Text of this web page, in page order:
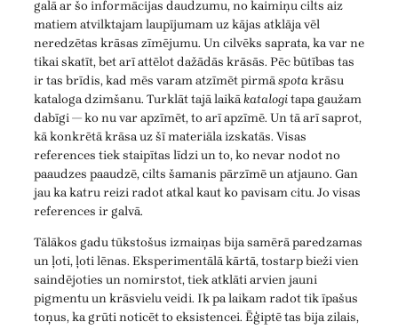
galā ar šo informācijas daudzumu, no kaimiņu cilts aiz
matiem atvilktajam laupījumam uz kājas atklāja vēl
neredzētas krāsas zīmējumu. Un cilvēks saprata, ka var ne
tikai skatīt, bet arī attēlot dažādās krāsās. Pēc būtības tas
ir tas brīdis, kad mēs varam atzīmēt pirmāspotakrāsu
kataloga dzimšanu. Turklāt tajā laikākatalogitapa gaužam
dabīgi — ko nu var apzīmēt, to arī apzīmē. Un tā arī saprot,
kā konkrētā krāsa uz šī materiāla izskatās. Visas
references tiek staipītas līdzi un to, ko nevar nodot no
paaudzes paaudzē, cilts šamanis pārzīmē un atjauno. Gan
jau ka katru reizi radot atkal kaut ko pavisam citu. Jo visas
references ir galvā.
Tālākos gadu tūkstošus izmaiņas bija samērā paredzamas
un ļoti, ļoti lēnas. Eksperimentālā kārtā, tostarp bieži vien
saindējoties un nomirstot, tiek atklāti arvien jauni
pigmentu un krāsvielu veidi. Ik pa laikam radot tik īpašus
toņus, ka grūti noticēt to eksistencei. Ēģiptē tas bija zilais,